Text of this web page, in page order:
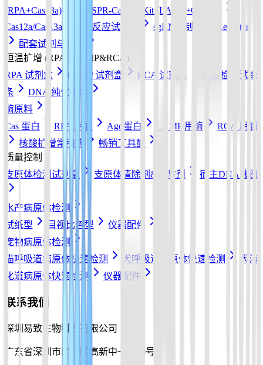
(RPA+Cas13a)
CRISPR-Cas12b Kit (LAMP+Cas12b)
Cas12a/Cas13a/Cas14a反应试剂盒
sgRNA 制备
Reporter
配套试剂与耗材
恒温扩增 (RPA&LAMP&RCA)
RPA 试剂盒
LAMP 试剂盒 RCA 试剂盒
核酸检测试纸
条
DNA 纯化磁珠
酶原料
Cas 蛋白
RPA 用酶 Ago蛋白 LAMP 用酶
RCA 用酶
核酸扩增常用酶
畅销工具酶
质量控制
支原体检测试剂盒
支原体清除剂&预防剂 宿主DNA残留
水产病原体检测
试纸型
目视比色型
仪器配件
宠物病原体检测
猫呼吸道病原体快速检测
犬呼吸道病原体快速检测
犬消
化道病原体快速检测
仪器配件
联系我们
深圳易致生物科技有限公司
广东省深圳市南山区高新中一道10号